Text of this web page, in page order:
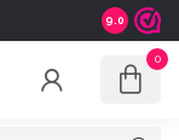
Shipping
9.0
0